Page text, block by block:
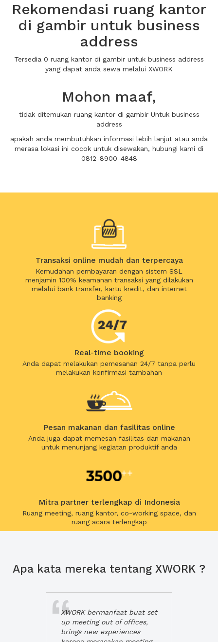
Rekomendasi ruang kantor
di gambir untuk business
address
Tersedia 0 ruang kantor di gambir untuk business address
yang dapat anda sewa melalui XWORK
Mohon maaf,
tidak ditemukan ruang kantor di gambir Untuk business
address
apakah anda membutuhkan informasi lebih lanjut atau anda
merasa lokasi ini cocok untuk disewakan, hubungi kami di
0812-8900-4848
Transaksi online mudah dan terpercaya
Kemudahan pembayaran dengan sistem SSL
menjamin 100% keamanan transaksi yang dilakukan
melalui bank transfer, kartu kredit, dan internet
banking
Real-time booking
Anda dapat melakukan pemesanan 24/7 tanpa perlu
melakukan konfirmasi tambahan
Pesan makanan dan fasilitas online
Anda juga dapat memesan fasilitas dan makanan
untuk menunjang kegiatan produktif anda
Mitra partner terlengkap di Indonesia
Ruang meeting, ruang kantor, co-working space, dan
ruang acara terlengkap
Apa kata mereka tentang XWORK ?
XWORK bermanfaat buat set
up meeting out of offices,
brings new experiences